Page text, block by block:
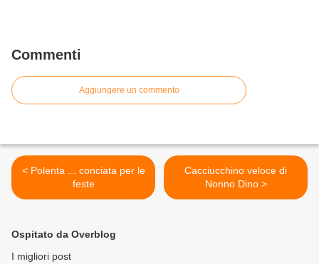
Commenti
Aggiungere un commento
< Polenta ... conciata per le
feste
Cacciucchino veloce di
Nonno Dino >
Ospitato da Overblog
I migliori post